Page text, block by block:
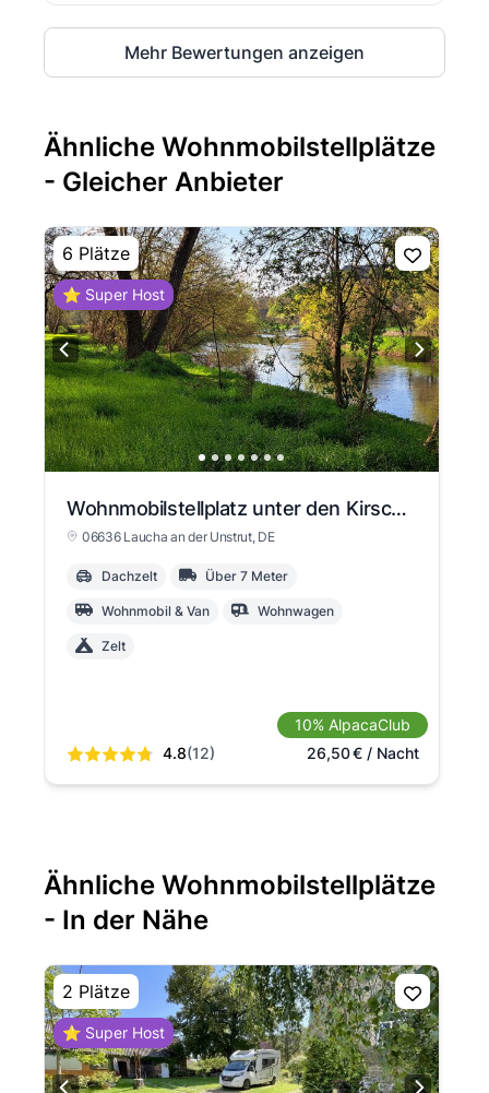
Mehr Bewertungen anzeigen
Ähnliche Wohnmobilstellplätze
- Gleicher Anbieter
6 Plätze
⭐ Super Host
Wohnmobilstellplatz unter den Kirschbäumen
06636 Laucha an der Unstrut, DE
Dachzelt Über 7 Meter
Wohnmobil & Van Wohnwagen
Zelt
4.8(12)
10% AlpacaClub
26,50€/ Nacht
Ähnliche Wohnmobilstellplätze
- In der Nähe
2 Plätze
⭐ Super Host